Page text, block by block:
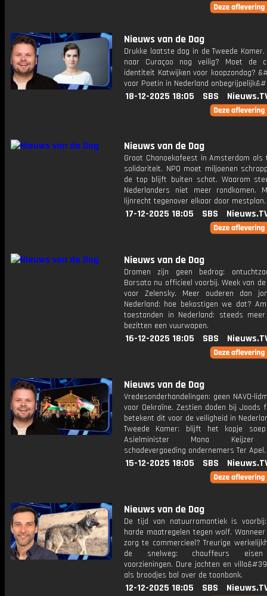
Nieuws van de Dag
Drukke laatste dag in de Tweede
naar Curaçao nog veilig? Moet de
identiteit Katwijken voor koopzondag?
voor Poetin in Nederland
18-12-2025 18:05 SBS
Nieuws van de Dag
Groot Chanoekafeest in Amsterdam als
solidariteit. NPO moet miljoenen
de top blijft buiten schot. Waarom
Nederlanders niet meer rondkomen.
lijnrecht tegenover elkaar door mestplan.
17-12-2025 18:05 SBS
Nieuws van de Dag
Dromen zijn geen bedrog:
Borsato nu officieel voorbij. Week van
voor Zelensky. Meer ouderen dan
Nederland: hoe bekostigen we dat?
toestanden in Nederland: steeds
bezitten een vuurwapen.
16-12-2025 18:05 SBS
Nieuws van de Dag
Vredesonderhandelingen: geen NAVO-
voor Oekraïne. Zestien doden bij Joods
betekent dit voor de veiligheid in
Tweede Kamer: blijft het kopje
Asielminister Mona Keijzer
schadevergoeding ondernemers Ter Apel.
15-12-2025 18:05 SBS
Nieuws van de Dag
De tijd van natuurromantiek is
harde maatregelen tegen wolf.
zorg te commercieel? Treurige
de snelweg: chauffeurs
voorzieningen. Dure jachten en
als broodjes bal over de toonbank.
12-12-2025 18:05 SBS